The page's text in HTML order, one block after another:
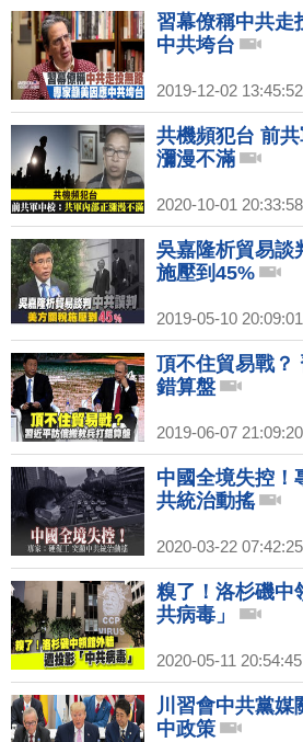
習幕僚稱中共走
中共垮台
2019-12-02 13:45:52
共機頻犯台 前
瀰漫不滿
2020-10-01 20:33:58
吳嘉隆析貿易談
施壓到45%
2019-05-10 20:09:01
頂不住貿易戰？
錯算盤
2019-06-07 21:09:20
中國全境失控！
共統治動搖
2020-03-22 07:42:25
糗了！洛杉磯中
共病毒」
2020-05-11 20:54:45
川習會中共黨媒
中政策